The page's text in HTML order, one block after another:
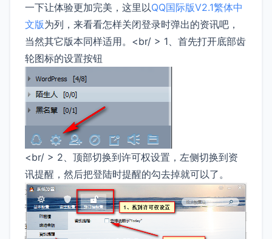
一下让体验更加完美，这里以QQ国际版V2.1繁体中
文版为列，来看看怎样关闭登录时弹出的资讯吧，
当然其它版本同样适用。<br/ > 1、首先打开底部齿
轮图标的设置按钮
<br/ > 2、顶部切换到许可权设置，左侧切换到资
讯提醒，然后把登陆时提醒的勾去掉就可以了。